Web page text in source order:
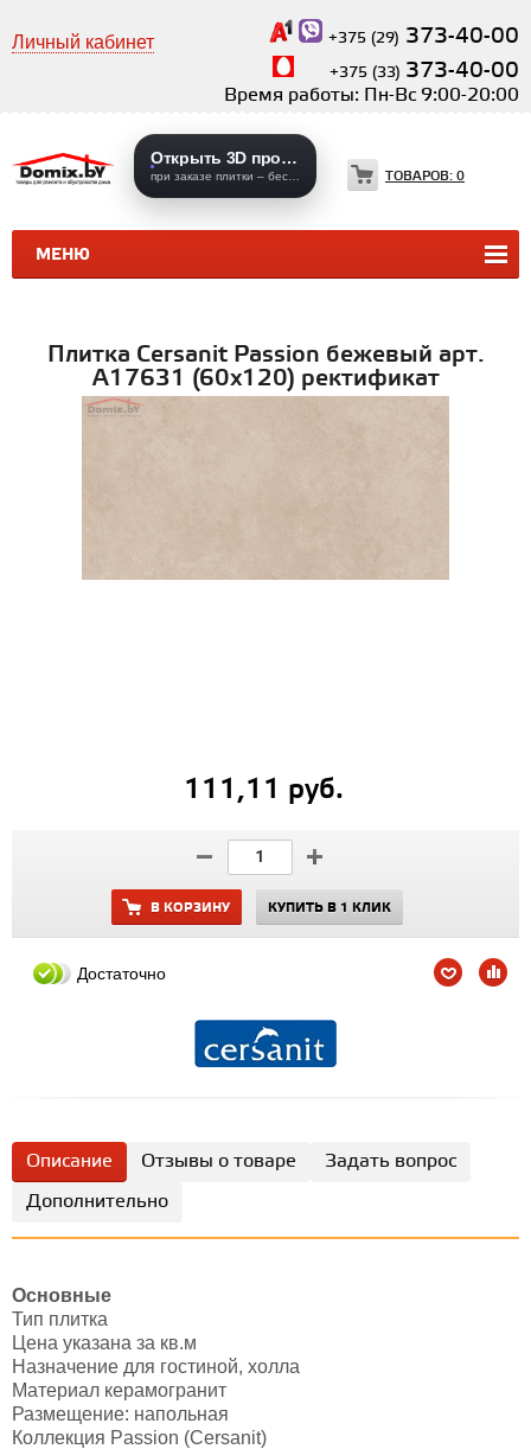
Личный кабинет +375 (29) 373-40-00
+375 (33) 373-40-00
Время работы: Пн-Вс 9:00-20:00
МЕНЮ
Открыть 3D проекты
ТОВАРОВ: 0
КЕРАМИЧЕСКАЯ ПЛИТКА
Плитка Cersanit Passion бежевый арт.
A17631 (60x120) ректификат
111,11 руб.
В КОРЗИНУ КУПИТЬ В 1 КЛИК
Достаточно
Описание Отзывы о товаре
Задать вопрос
Дополнительно
Основные
Тип плитка
Цена указана за кв.м
Назначение для гостиной, холла
Материал керамогранит
Размещение: напольная
Коллекция Passion (Cersanit)